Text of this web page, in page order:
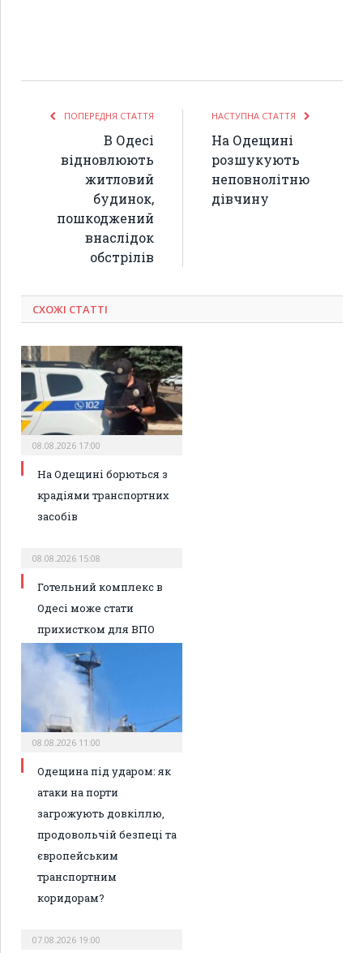
ПОПЕРЕДНЯ СТАТТЯ
В Одесі
відновлюють
житловий
будинок,
пошкоджений
внаслідок
обстрілів
НАСТУПНА СТАТТЯ
На Одещині
розшукують
неповнолітню
дівчину
СХОЖІ СТАТТІ
08.08.2026 17:00
На Одещині борються з
крадіями транспортних
засобів
08.08.2026 15:08
Готельний комплекс в
Одесі може стати
прихистком для ВПО
08.08.2026 11:00
Одещина під ударом: як
атаки на порти
загрожують довкіллю,
продовольчій безпеці та
європейським
транспортним
коридорам?
07.08.2026 19:00